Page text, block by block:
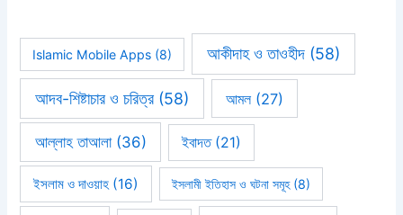
Islamic Mobile Apps (8) আকীদাহ ও তাওহীদ(58)
আদব-শিষ্টাচার ও চরিত্র(58) আমল(27)
আল্লাহ তাআলা(36) ইবাদত(21)
ইসলাম ও দাওয়াহ (16) ইসলামী ইতিহাস ও ঘটনা সমূহ(8)